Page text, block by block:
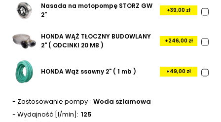
Nasada na motopompę STORZ GW
2"
+39,00 zł
HONDA WĄŻ TŁOCZNY BUDOWLANY
2" ( ODCINKI 20 MB )
+246,00 zł
HONDA Wąż ssawny 2" ( 1 mb ) +49,00 zł
- Zastosowanie pompy Woda szlamowa
- Wydajność [l/min] 125